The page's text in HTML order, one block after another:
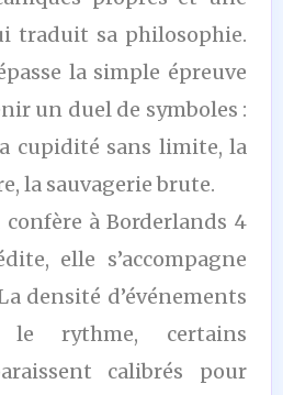
traduit sa philosophie.
la simple épreuve
un duel de symboles :
cupidité sans limite, la
la sauvagerie brute.
à Borderlands 4
elle s’accompagne
densité d’événements
rythme, certains
calibrés pour